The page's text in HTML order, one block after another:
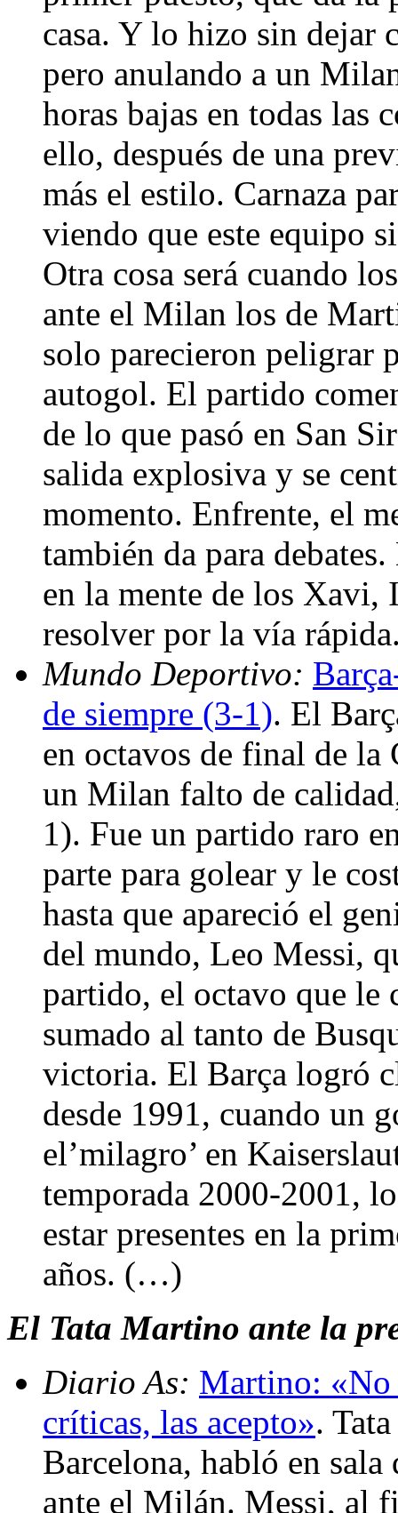
casa. Y lo hizo sin dejar
pero anulando a un
horas bajas en todas las
ello, después de una
más el estilo. Carnaza
viendo que este equipo
Otra cosa será cuando
ante el Milan los de
solo parecieron peligrar
autogol. El partido
de lo que pasó en San
salida explosiva y se
momento. Enfrente, el
también da para
en la mente de los Xavi,
resolver por la vía
Mundo Deportivo:
de siempre (3-1). El
en octavos de final de
un Milan falto de
1). Fue un partido raro
parte para golear y le
hasta que apareció el
del mundo, Leo Messi,
partido, el octavo que le
sumado al tanto de
victoria. El Barça logró
desde 1991, cuando un
el’milagro’ en
temporada 2000-2001,
estar presentes en la
años. (…)
El Tata Martino ante la
Diario As: Martino: «No
críticas, las acepto».
Barcelona, habló en sala
ante el Milán. Messi, al